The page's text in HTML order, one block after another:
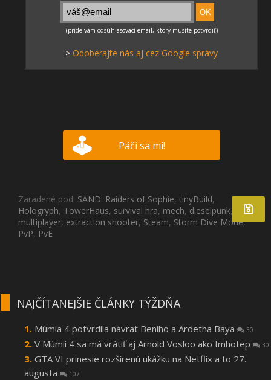
> Odoberajte nás aj cez Google správy
Páči sa mi!
Zaradené pod: SAND: Raiders of Sophie, tinyBuild,
Hologryph, TowerHaus, survival hra, mech, dieselpunk,
multiplayer, extraction shooter, Steam, Storm Dive Mode,
PvP, PvE
NAJČÍTANEJŠIE ČLÁNKY TÝŽDŇA
Múmia 4 potvrdila návrat Beniho a Ardetha Baya 30
V Múmii 4 sa má vrátiť aj Arnold Vosloo ako Imhotep 30
GTA VI prinesie rozšírenú ukážku na Netflix a to 27.
augusta
107